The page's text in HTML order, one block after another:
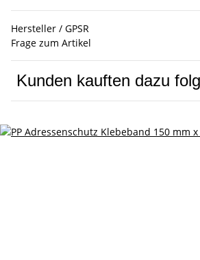
Hersteller / GPSR
Frage zum Artikel
Kunden kauften dazu